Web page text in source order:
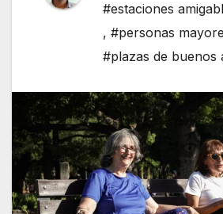
#estaciones
, #personas
#plazas de buenos